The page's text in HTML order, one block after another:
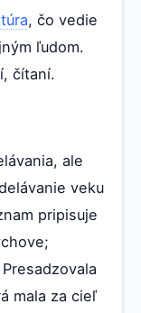
, čo vedie
ľudom.
čítaní.
ale
veku
pripisuje
mala za cieľ